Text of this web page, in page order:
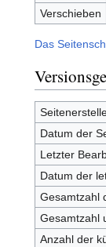
Verschieben
Das
Datum der
Letzter
Datum der
Gesamtzahl
Gesamtzahl
Anzahl der